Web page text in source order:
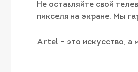
Не оставляйте свой
пикселя на экране. Мы
Artel – это искусство, а